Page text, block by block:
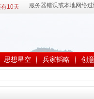
10天
思想星空 兵家韬略 创